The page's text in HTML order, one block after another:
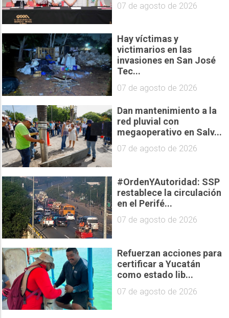
07 de agosto de 2026
Hay víctimas y
victimarios en las
invasiones en San José
Tec...
07 de agosto de 2026
Dan mantenimiento a la
red pluvial con
megaoperativo en Salv...
07 de agosto de 2026
#OrdenYAutoridad: SSP
restablece la circulación
en el Perifé...
07 de agosto de 2026
Refuerzan acciones para
certificar a Yucatán
como estado lib...
07 de agosto de 2026